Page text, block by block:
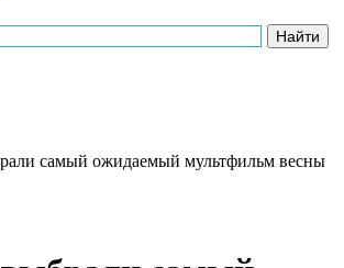
самый ожидаемый мультфильм весны